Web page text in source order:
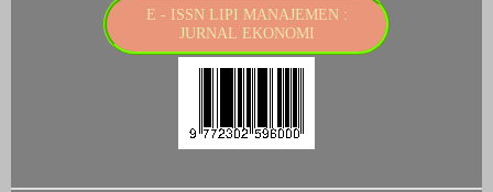
E - ISSN LIPI MANAJEMEN :
JURNAL EKONOMI